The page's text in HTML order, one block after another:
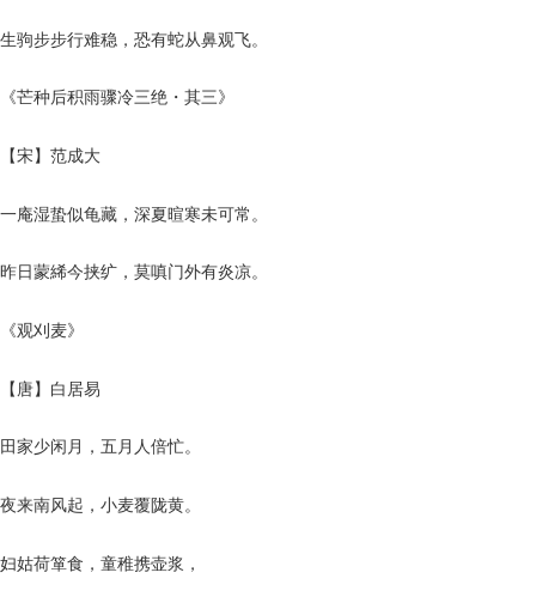
生驹步步行难稳，恐有蛇从鼻观飞。
《芒种后积雨骤冷三绝・其三》
【宋】范成大
一庵湿蛰似龟藏，深夏暄寒未可常。
昨日蒙絺今挟纩，莫嗔门外有炎凉。
《观刈麦》
【唐】白居易
田家少闲月，五月人倍忙。
夜来南风起，小麦覆陇黄。
妇姑荷箪食，童稚携壶浆，